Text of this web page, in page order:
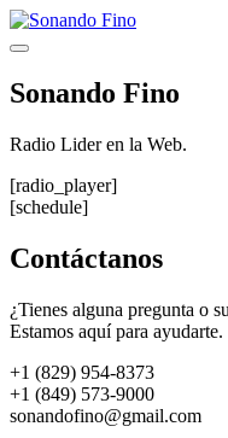
Saltar
al
Menú
Sonando Fino
Radio Lider en la Web.
[radio_player]
[schedule]
Contáctanos
¿Tienes alguna pregunta o
Estamos aquí para ayudarte.
+1 (829) 954-8373
+1 (849) 573-9000
sonandofino@gmail.com